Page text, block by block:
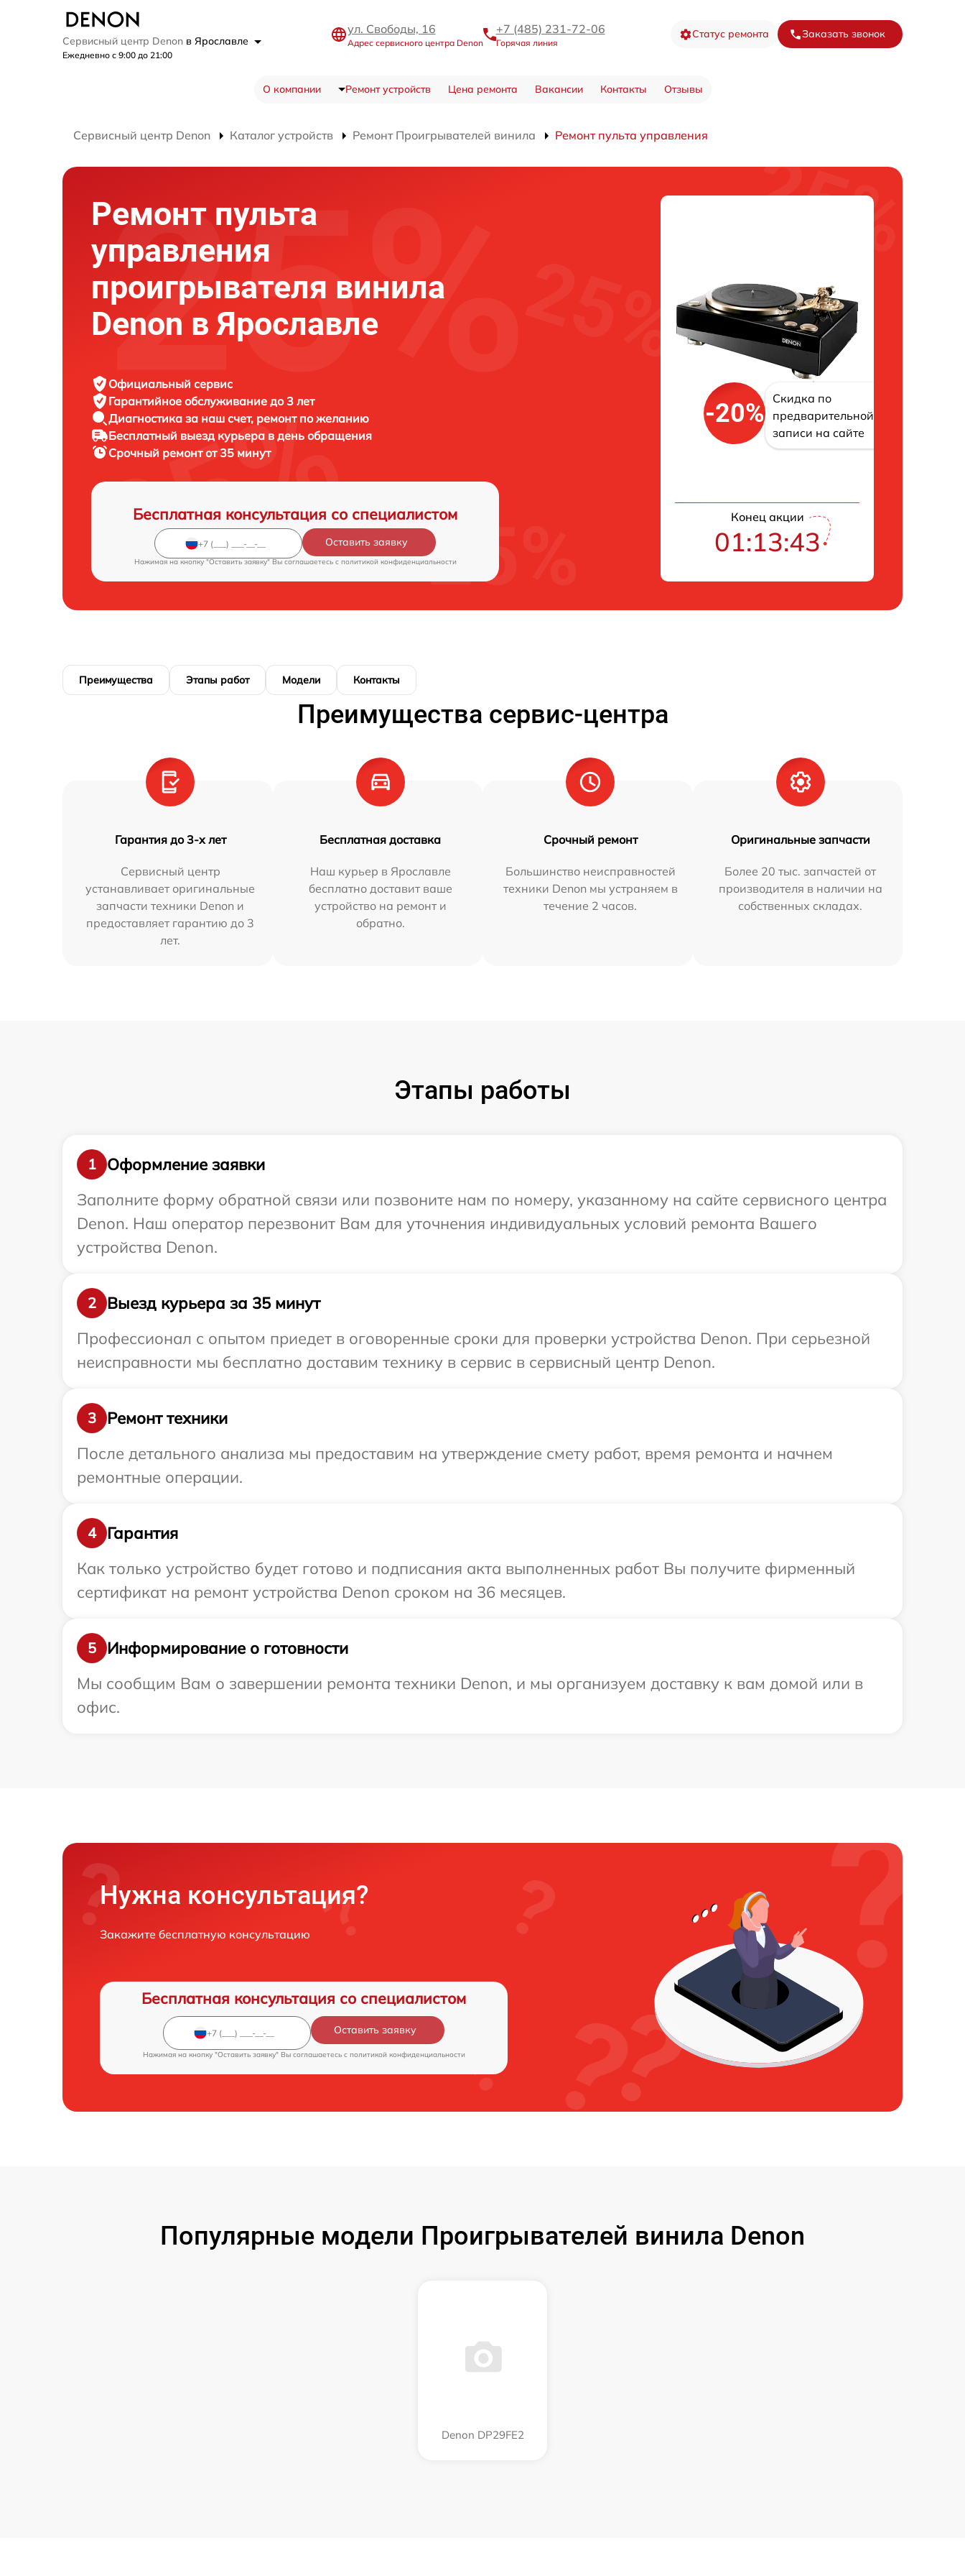
Сервисный центр Denon в Ярославле
Ежедневно с 9:00 до 21:00
ул. Свободы, 16
Адрес сервисного центра Denon
+7 (485) 231-72-06
Горячая линия
Статус ремонта Заказать звонок
О компании Ремонт устройств Цена ремонта Вакансии Контакты Отзывы
Сервисный центр Denon Каталог устройств Ремонт Проигрывателей винила Ремонт пульта управления
Ремонт пульта
управления
проигрывателя винила
Denon в Ярославле
Официальный сервис
Гарантийное обслуживание до 3 лет
Диагностика за наш счет, ремонт по желанию
Бесплатный выезд курьера в день обращения
Срочный ремонтот 35 минут
Бесплатная консультация со специалистом
Оставить заявку
Нажимая на кнопку "Оставить заявку" Вы соглашаетесь c политикой конфиденциальности
-20%
Скидка по
предварительной
записи на сайте
Конец акции
01:13:43
Преимущества Этапы работ Модели Контакты
Преимущества сервис-центра
Гарантия до 3-х лет
Сервисный центр
устанавливает оригинальные
запчасти техники Denon и
предоставляет гарантию до 3
лет.
Бесплатная доставка
Наш курьер в Ярославле
бесплатно доставит ваше
устройство на ремонт и
обратно.
Срочный ремонт
Большинство неисправностей
техники Denon мы устраняем в
течение 2 часов.
Оригинальные запчасти
Более 20 тыс. запчастей от
производителя в наличии на
собственных складах.
Этапы работы
1
Оформление заявки
Заполните форму обратной связи или позвоните нам по номеру, указанному на сайте сервисного центра
Denon. Наш оператор перезвонит Вам для уточнения индивидуальных условий ремонта Вашего
устройства Denon.
2
Выезд курьера за 35 минут
Профессионал с опытом приедет в оговоренные сроки для проверки устройства Denon. При серьезной
неисправности мы бесплатно доставим технику в сервис в сервисный центр Denon.
3
Ремонт техники
После детального анализа мы предоставим на утверждение смету работ, время ремонта и начнем
ремонтные операции.
4
Гарантия
Как только устройство будет готово и подписания акта выполненных работ Вы получите фирменный
сертификат на ремонт устройства Denon сроком на 36 месяцев.
5
Информирование о готовности
Мы сообщим Вам о завершении ремонта техники Denon, и мы организуем доставку к вам домой или в
офис.
Нужна консультация?
Закажите бесплатную консультацию
Бесплатная консультация со специалистом
Оставить заявку
Нажимая на кнопку "Оставить заявку" Вы соглашаетесь c политикой конфиденциальности
Популярные модели Проигрывателей винила Denon
Denon DP29FE2